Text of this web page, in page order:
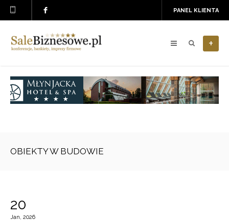
PANEL KLIENTA
+
OBIEKTY W BUDOWIE
20
Jan, 2026